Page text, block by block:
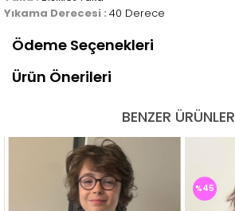
Yıkama Derecesi : 40 Derece
Ödeme Seçenekleri
Ürün Önerileri
BENZER ÜRÜNLER
%45